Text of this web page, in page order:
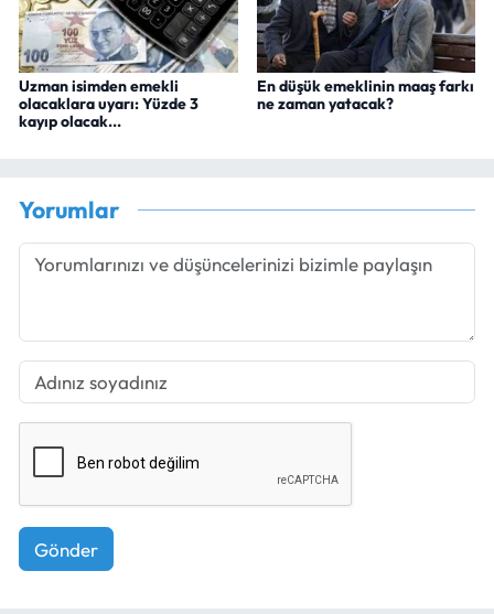
Uzman isimden emekli
olacaklara uyarı: Yüzde 3
kayıp olacak...
En düşük emeklinin maaş farkı
ne zaman yatacak?
Yorumlar
Gönder